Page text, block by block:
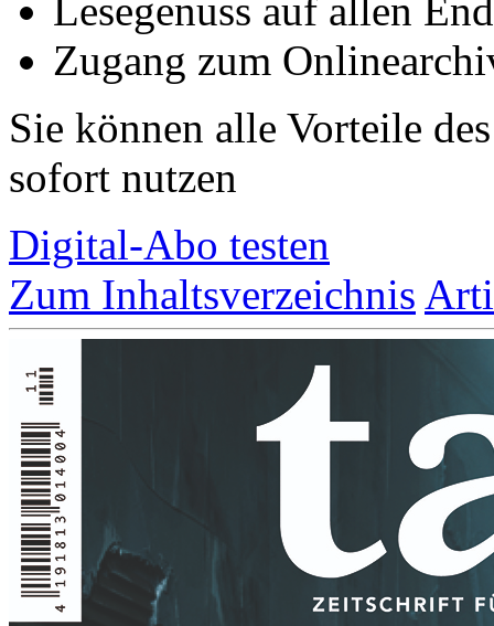
Lesegenuss auf allen
Zugang zum
Sie können alle Vorteile
sofort nutzen
Digital-Abo testen
Zum Inhaltsverzeichnis